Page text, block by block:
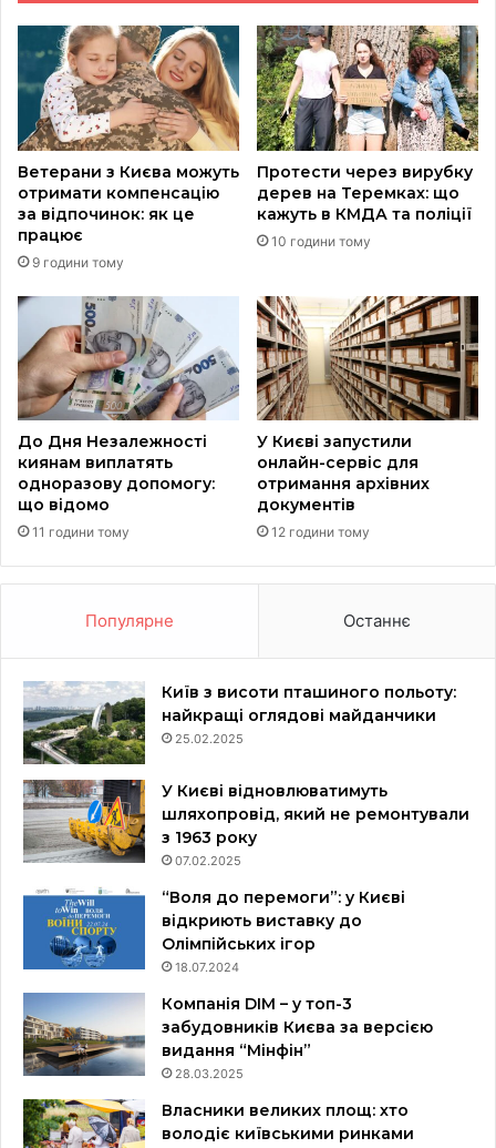
Ветерани з Києва можуть
отримати компенсацію
за відпочинок: як це
працює
9 години тому
Протести через вирубку
дерев на Теремках: що
кажуть в КМДА та поліції
10 години тому
До Дня Незалежності
киянам виплатять
одноразову допомогу:
що відомо
11 години тому
У Києві запустили
онлайн-сервіс для
отримання архівних
документів
12 години тому
Популярне Останнє
Київ з висоти пташиного польоту:
найкращі оглядові майданчики
25.02.2025
У Києві відновлюватимуть
шляхопровід, який не ремонтували
з 1963 року
07.02.2025
“Воля до перемоги”: у Києві
відкриють виставку до
Олімпійських ігор
18.07.2024
Компанія DIM – у топ-3
забудовників Києва за версією
видання “Мінфін”
28.03.2025
Власники великих площ: хто
володіє київськими ринками